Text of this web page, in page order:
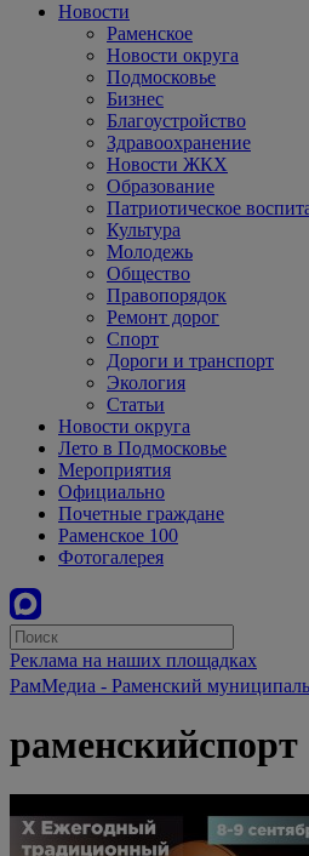
Новости
Раменское
Новости округа
Подмосковье
Бизнес
Благоустройство
Здравоохранение
Новости ЖКХ
Образование
Патриотическое
Культура
Молодежь
Общество
Правопорядок
Ремонт дорог
Спорт
Дороги и транспорт
Экология
Статьи
Новости округа
Лето в Подмосковье
Мероприятия
Официально
Почетные граждане
Раменское 100
Фотогалерея
Реклама на наших площадках
РамМедиа - Раменский
раменскийспорт